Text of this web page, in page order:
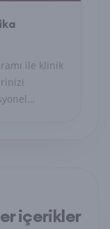
ile klinik
içerikler